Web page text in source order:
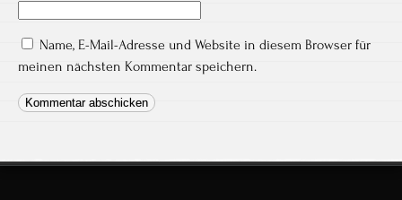
Name, E-Mail-Adresse und Website in diesem Browser für
meinen nächsten Kommentar speichern.